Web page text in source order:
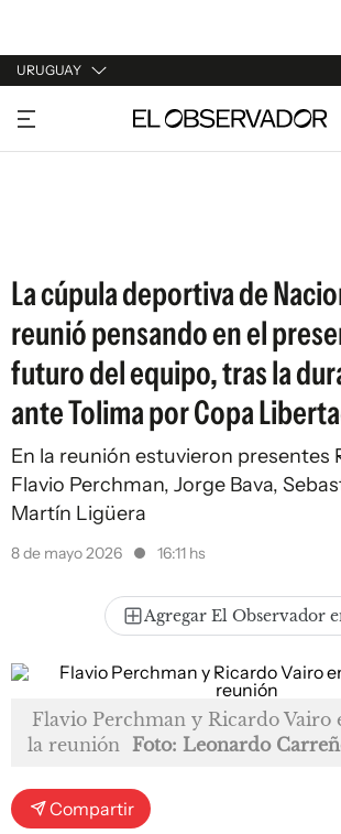
URUGUAY
URUGUAY
ARGENTINA
La cúpula deportiva de
reunió pensando en el
futuro del equipo, tras la
ante Tolima por Copa
En la reunión estuvieron presentes
Flavio Perchman, Jorge Bava,
Martín Ligüera
8 de mayo 2026 16:11 hs
Agregar El Observador
Flavio Perchman y Ricardo Vairo
la reunión Foto: Leonardo
Compartir